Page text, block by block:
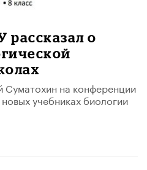
о
на конференции
учебниках биологии